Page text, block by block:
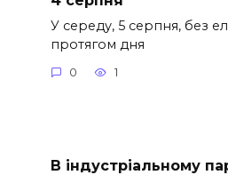
У середу, 5 серпня, без
протягом дня
0 1
В індустріальному